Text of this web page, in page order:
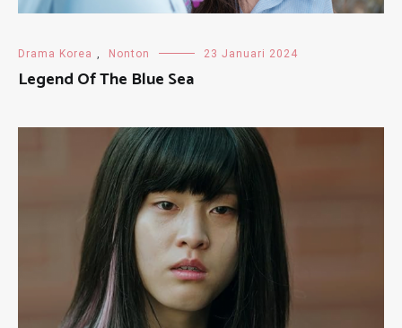
Drama Korea , Nonton 23 Januari 2024
Legend Of The Blue Sea